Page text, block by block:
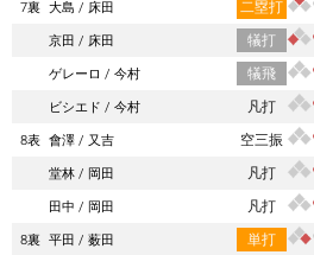
7裏 大島 床田 二塁打
京田
床田 犠打
ゲレーロ
今村 犠飛
ビシエド
今村 凡打
8表 會澤 又吉 空三振
堂林
岡田 凡打
田中
岡田 凡打
8裏 平田 薮田 単打